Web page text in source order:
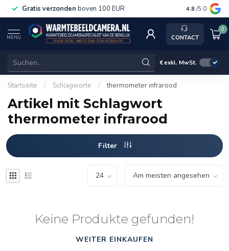
Gratis verzonden boven 100 EUR Service,
4.8 /5.0
MENU CONTACT
0
€exkl. MwSt.
Startseite / Schlagworte / thermometer infrarood
Artikel mit Schlagwort
thermometer infrarood
Filter
Keine Produkte gefunden!
WEITER EINKAUFEN